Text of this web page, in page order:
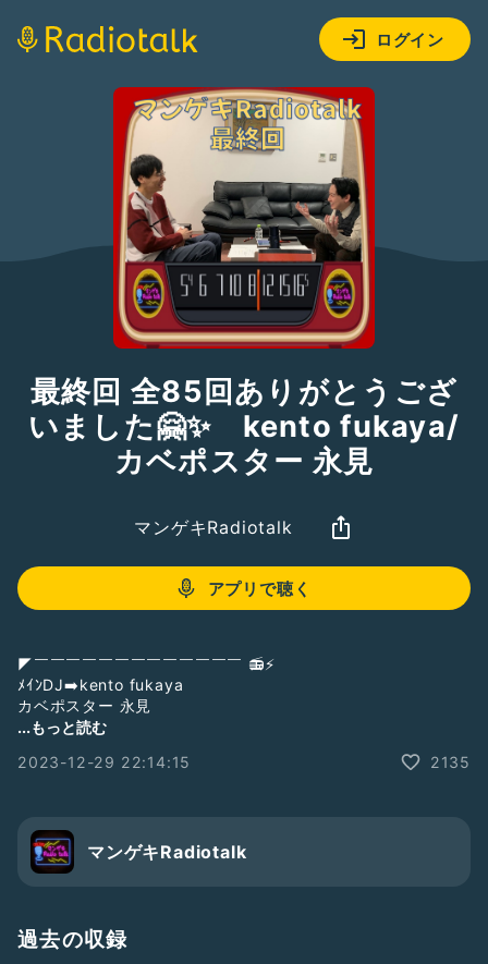
ログイン
最終回 全85回ありがとうござ
いました🤗✨ kento fukaya/
カベポスター 永見
マンゲキRadiotalk
アプリで聴く
◤￣￣￣￣￣￣￣￣￣￣￣￣￣ 📻⚡️
ﾒｲﾝDJ➡️kento fukaya
カベポスター 永見
＿＿＿＿＿＿＿＿＿＿＿＿＿＿＿＿◢
マンゲキRadiotalk 最終回
◤◢◤◢◤◢◤◢◤◢◤◢◤◢
次回からはよしもと漫才劇場YouTubeにて更新📺⚡
初回は1月8日月曜日21:00
おやすみ前・通勤通学いつでもどこでもあなたのお耳のお供に
...もっと読む
2023-12-29 22:14:15
2135
マンゲキRadiotalk
過去の収録